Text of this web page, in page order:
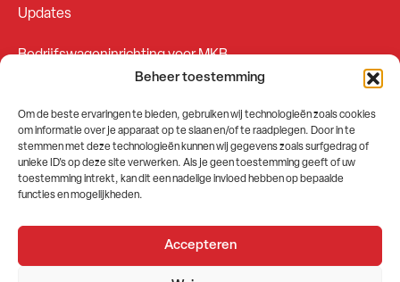
Beheer toestemming
Om de beste ervaringen te bieden, gebruiken wij technologieën zoals cookies
om informatie over je apparaat op te slaan en/of te raadplegen. Door in te
stemmen met deze technologieën kunnen wij gegevens zoals surfgedrag of
unieke ID's op deze site verwerken. Als je geen toestemming geeft of uw
toestemming intrekt, kan dit een nadelige invloed hebben op bepaalde
functies en mogelijkheden.
Accepteren
Updates
Bedrijfswageninrichting voor MKB
Bedrijfswageninrichting voor Fleetsales
SOCIALS